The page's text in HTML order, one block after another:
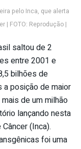
pelo Inca, que alerta
| FOTO: Reprodução |
saltou de 2
entre 2001 e
bilhões de
a posição de maior
de um milhão
lançando nesta
(Inca).
foi uma